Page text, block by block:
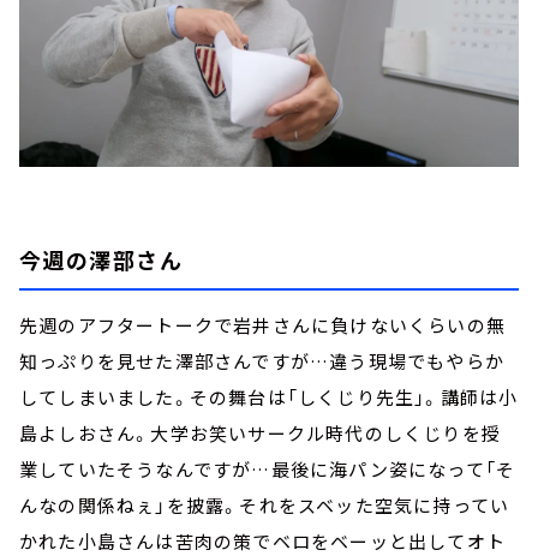
今週の澤部さん
先週のアフタートークで岩井さんに負けないくらいの無
知っぷりを見せた澤部さんですが…違う現場でもやらか
してしまいました。その舞台は「しくじり先生」。講師は小
島よしおさん。大学お笑いサークル時代のしくじりを授
業していたそうなんですが…最後に海パン姿になって「そ
んなの関係ねぇ」を披露。それをスベッた空気に持ってい
かれた小島さんは苦肉の策でベロをベーッと出してオト